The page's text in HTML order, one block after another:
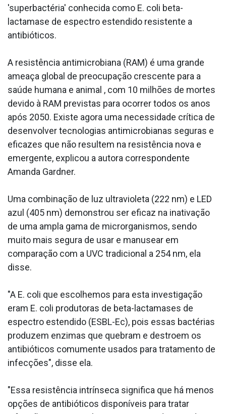
'superbactéria' conhecida como E. coli beta-
lactamase de espectro estendido resistente a
antibióticos.
A resistência antimicrobiana (RAM) é uma grande
ameaça global de preocupação crescente para a
saúde humana e animal , com 10 milhões de mortes
devido à RAM previstas para ocorrer todos os anos
após 2050. Existe agora uma necessidade crítica de
desenvolver tecnologias antimicrobianas seguras e
eficazes que não resultem na resistência nova e
emergente, explicou a autora correspondente
Amanda Gardner.
Uma combinação de luz ultravioleta (222 nm) e LED
azul (405 nm) demonstrou ser eficaz na inativação
de uma ampla gama de microrganismos, sendo
muito mais segura de usar e manusear em
comparação com a UVC tradicional a 254 nm, ela
disse.
"A E. coli que escolhemos para esta investigação
eram E. coli produtoras de beta-lactamases de
espectro estendido (ESBL-Ec), pois essas bactérias
produzem enzimas que quebram e destroem os
antibióticos comumente usados para tratamento de
infecções", disse ela.
"Essa resistência intrínseca significa que há menos
opções de antibióticos disponíveis para tratar